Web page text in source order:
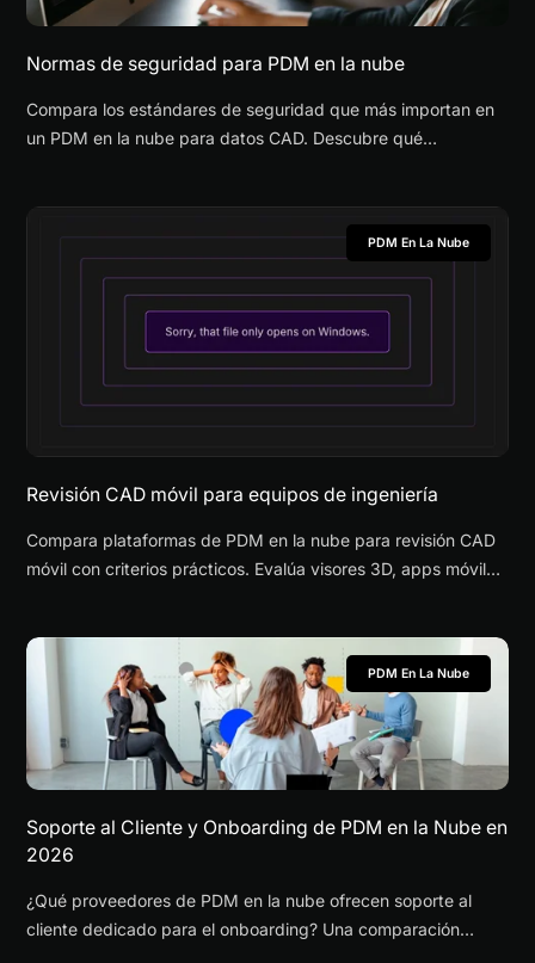
Normas de seguridad para PDM en la nube
Compara los estándares de seguridad que más importan en
un PDM en la nube para datos CAD. Descubre qué
PDM En La Nube
Revisión CAD móvil para equipos de ingeniería
Compara plataformas de PDM en la nube para revisión CAD
móvil con criterios prácticos. Evalúa visores 3D, apps móviles
PDM En La Nube
Soporte al Cliente y Onboarding de PDM en la Nube en
2026
¿Qué proveedores de PDM en la nube ofrecen soporte al
cliente dedicado para el onboarding? Una comparación